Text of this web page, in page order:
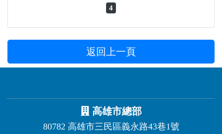
4
返回上一頁
高雄市總部
80782 高雄市三民區義永路43巷1號